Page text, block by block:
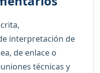
interpretación de
de enlace o
técnicas y